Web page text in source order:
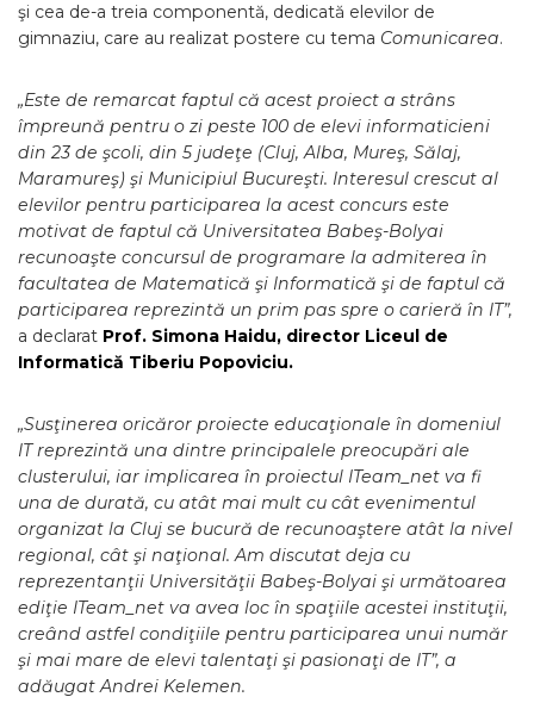
şi cea de-a treia componentă, dedicată elevilor de
gimnaziu, care au realizat postere cu tema Comunicarea.
„Este de remarcat faptul că acest proiect a strâns
împreună pentru o zi peste 100 de elevi informaticieni
din 23 de şcoli, din 5 judeţe (Cluj, Alba, Mureş, Sălaj,
Maramureş) şi Municipiul Bucureşti. Interesul crescut al
elevilor pentru participarea la acest concurs este
motivat de faptul că Universitatea Babeş-Bolyai
recunoaşte concursul de programare la admiterea în
facultatea de Matematică şi Informatică şi de faptul că
participarea reprezintă un prim pas spre o carieră în IT”,
a declarat Prof. Simona Haidu, director Liceul de
Informatică Tiberiu Popoviciu.
„Susţinerea oricăror proiecte educaţionale în domeniul
IT reprezintă una dintre principalele preocupări ale
clusterului, iar implicarea în proiectul ITeam _net va fi
una de durată, cu atât mai mult cu cât evenimentul
organizat la Cluj se bucură de recunoaştere atât la nivel
regional, cât şi naţional. Am discutat deja cu
reprezentanţii Universităţii Babeş-Bolyai şi următoarea
ediţie ITeam _net va avea loc în spaţiile acestei instituţii,
creând astfel condiţiile pentru participarea unui număr
şi mai mare de elevi talentaţi şi pasionaţi de IT”, a
adăugat Andrei Kelemen.